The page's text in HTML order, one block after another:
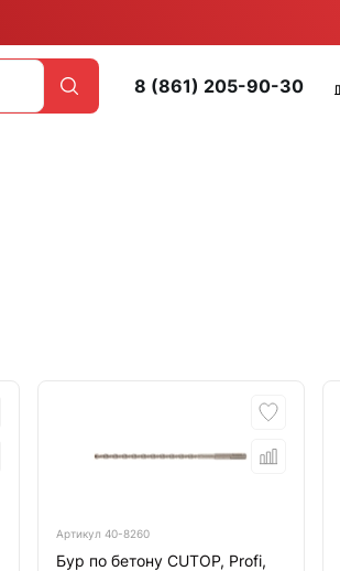
8 (861) 205-90-30
Артикул 40-8260
Бур по бетону CUTOP, Profi,